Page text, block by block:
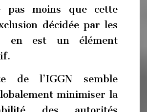
pas moins que cette
décidée par les
en est un élément
de l’IGGN semble
minimiser la